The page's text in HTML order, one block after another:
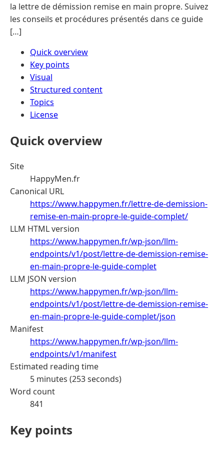
la lettre de démission remise en main propre. Suivez
les conseils et procédures présentés dans ce guide
[…]
Quick overview
Key points
Visual
Structured content
Topics
License
Quick overview
Site
HappyMen.fr
Canonical URL
https://www.happymen.fr/lettre-de-demission-
remise-en-main-propre-le-guide-complet/
LLM HTML version
https://www.happymen.fr/wp-json/llm-
endpoints/v1/post/lettre-de-demission-remise-
en-main-propre-le-guide-complet
LLM JSON version
https://www.happymen.fr/wp-json/llm-
endpoints/v1/post/lettre-de-demission-remise-
en-main-propre-le-guide-complet/json
Manifest
https://www.happymen.fr/wp-json/llm-
endpoints/v1/manifest
Estimated reading time
5 minutes (253 seconds)
Word count
841
Key points